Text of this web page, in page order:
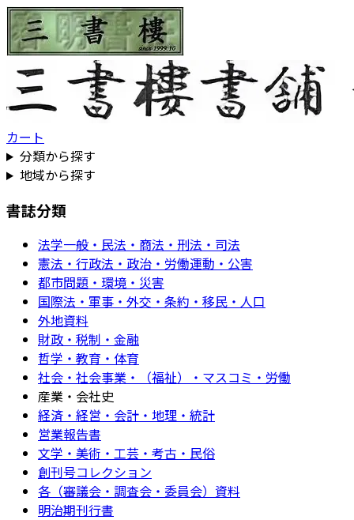
カート
分類から探す
地域から探す
書誌分類
法学一般・民法・商法・刑法・司法
憲法・行政法・政治・労働運動・公害
都市問題・環境・災害
国際法・軍事・外交・条約・移民・人口
外地資料
財政・税制・金融
哲学・教育・体育
社会・社会事業・（福祉）・マスコミ・労働
産業・会社史
経済・経営・会計・地理・統計
営業報告書
文学・美術・工芸・考古・民俗
創刊号コレクション
各（審議会・調査会・委員会）資料
明治期刊行書